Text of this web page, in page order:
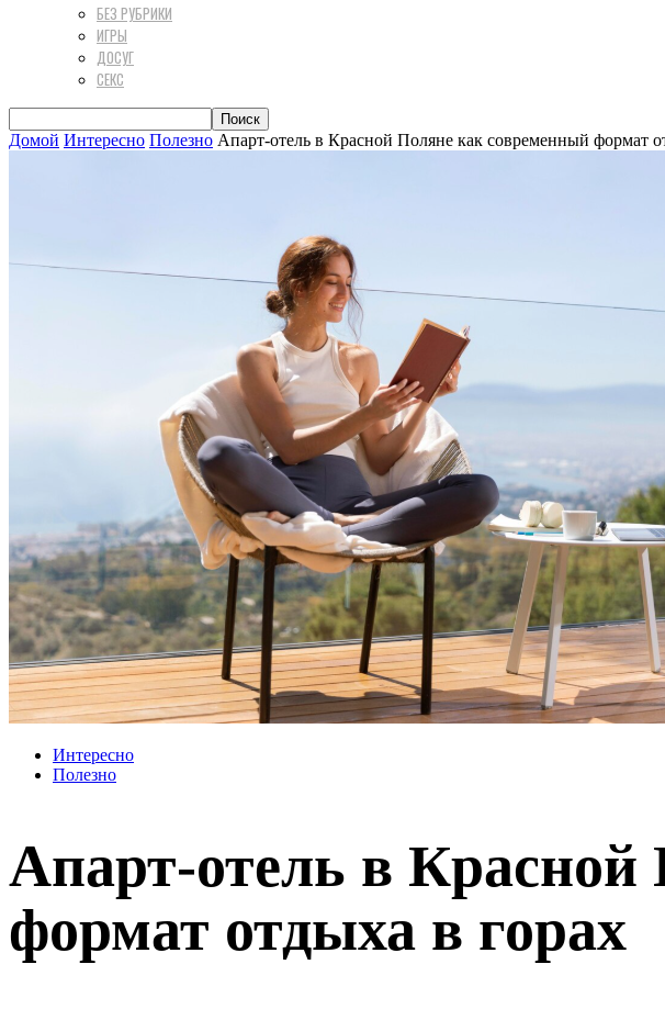
БЕЗ РУБРИКИ
ИГРЫ
ДОСУГ
СЕКС
Домой Интересно Полезно Апарт-отель в Красной Поляне как современный формат
Интересно
Полезно
Апарт-отель в
формат отдыха в горах